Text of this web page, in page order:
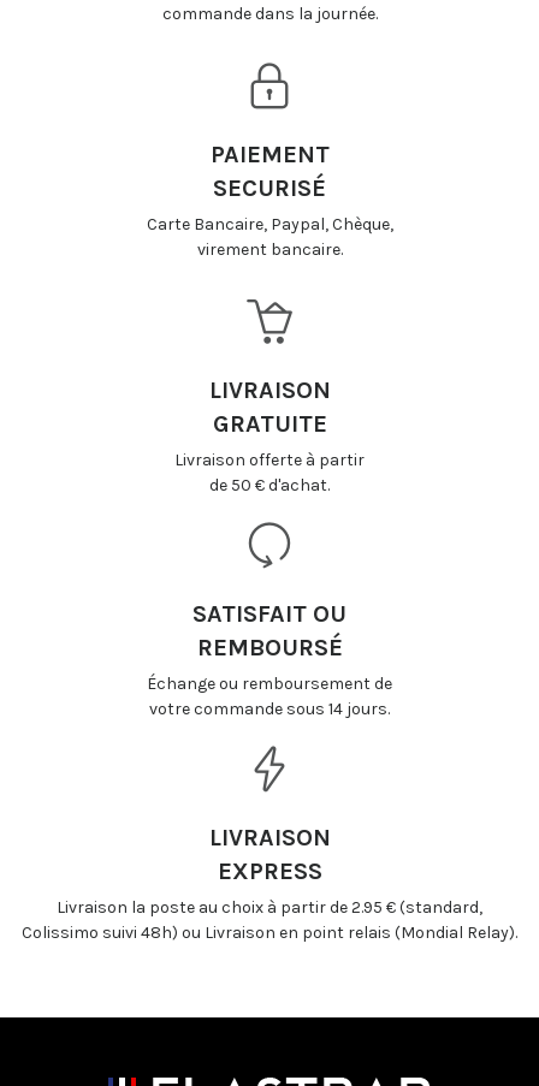
commande dans la journée.
PAIEMENT
SECURISÉ
Carte Bancaire, Paypal, Chèque,
virement bancaire.
LIVRAISON
GRATUITE
Livraison offerte à partir
de 50 € d'achat.
SATISFAIT OU
REMBOURSÉ
Échange ou remboursement de
votre commande sous 14 jours.
LIVRAISON
EXPRESS
Livraison la poste au choix à partir de 2.95 € (standard,
Colissimo suivi 48h) ou Livraison en point relais (Mondial Relay).